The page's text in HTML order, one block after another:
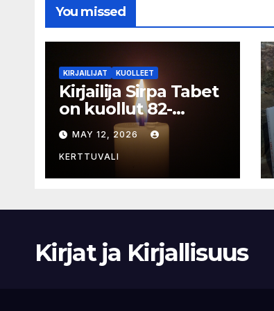
You missed
KIRJAILIJAT KUOLLEET
Kirjailija Sirpa Tabet
on kuollut 82-
vuotiaana
MAY 12, 2026
KERTTUVALI
Kirjat ja Kirjallisuus